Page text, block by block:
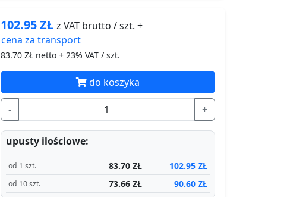
102.95ZŁz VAT brutto / szt. +
cena za transport
83.70 ZŁ netto + 23% VAT / szt.
- +
do koszyka
upusty ilościowe:
od 1 szt. 83.70 ZŁ 102.95 ZŁ
od 10 szt. 73.66 ZŁ 90.60 ZŁ